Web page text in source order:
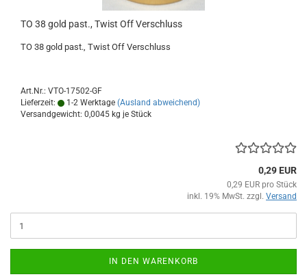
TO 38 gold past., Twist Off Verschluss
TO 38 gold past., Twist Off Verschluss
Art.Nr.: VTO-17502-GF
Lieferzeit:
1-2 Werktage (Ausland abweichend)
Versandgewicht: 0,0045 kg je Stück
0,29 EUR
0,29 EUR pro Stück
inkl. 19% MwSt. zzgl. Versand
IN DEN WARENKORB